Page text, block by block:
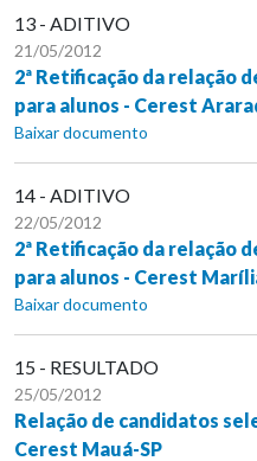
13 - ADITIVO
21/05/2012
2ª Retificação da relação
para alunos - Cerest
Baixar documento
14 - ADITIVO
22/05/2012
2ª Retificação da relação
para alunos - Cerest
Baixar documento
15 - RESULTADO
25/05/2012
Relação de candidatos
Cerest Mauá-SP